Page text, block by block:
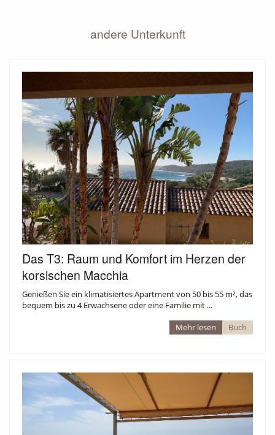
UNSERE ANGEBOTE
UNSER SWIMMINGPOOL
andere Unterkunft
Das T3: Raum und Komfort im Herzen der
korsischen Macchia
Genießen Sie ein klimatisiertes Apartment von 50 bis 55 m², das
bequem bis zu 4 Erwachsene oder eine Familie mit ...
Buch
Mehr lesen